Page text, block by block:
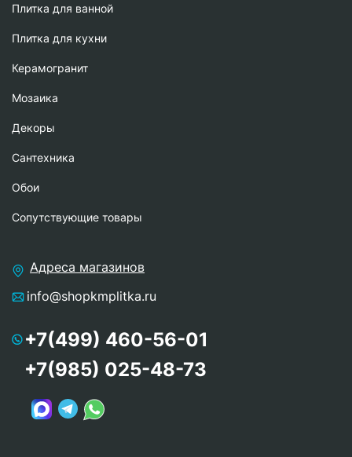
Плитка для ванной
Плитка для кухни
Керамогранит
Мозаика
Декоры
Сантехника
Обои
Сопутствующие товары
Адреса магазинов
info@shopkmplitka.ru
+7(499) 460-56-01
+7(985) 025-48-73